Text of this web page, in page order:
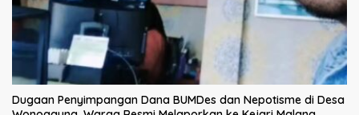
Dugaan Penyimpangan Dana BUMDes dan Nepotisme di Desa